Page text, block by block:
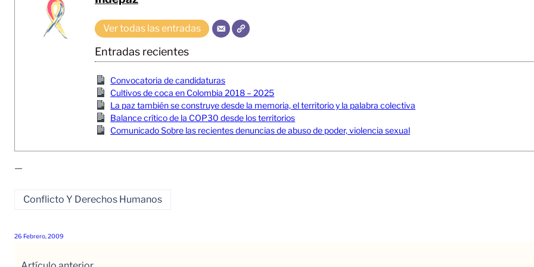
Ver todas las entradas
Entradas recientes
Convocatoria de candidaturas
Cultivos de coca en Colombia 2018 – 2025
La paz también se construye desde la memoria, el territorio y la palabra colectiva
Balance crítico de la COP30 desde los territorios
Comunicado Sobre las recientes denuncias de abuso de poder, violencia sexual
—
Conflicto Y Derechos Humanos
26 Febrero, 2009